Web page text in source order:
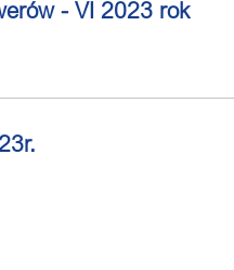
- VI 2023 rok